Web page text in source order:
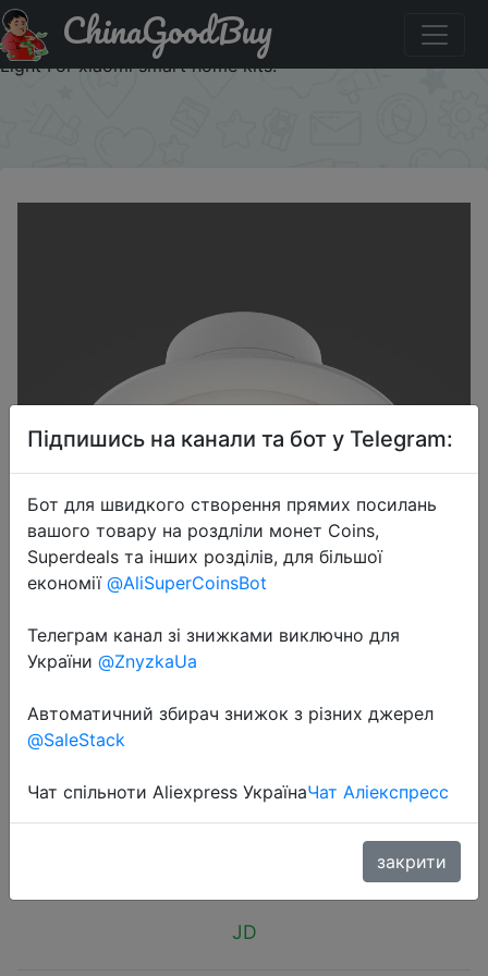
Знижка на Original xiaomi mijia yeelight led downlight
Warm Yellow /Cold white Round LED Ceiling Recessed
Light For xiaomi smart home kits.
ChinaGoodBuy
2018-11-11
Original xiaomi mijia yeelight led
downlight Warm Yellow /Cold white
Round LED Ceiling Recessed Light
JD
Підпишись на канали та бот у Telegram:
Бот для швидкого створення прямих посилань
вашого товару на роздліли монет Coins,
Superdeals та інших розділів, для більшої
економії @AliSuperCoinsBot
Телеграм канал зі знижками виключно для
України @ZnyzkaUa
Автоматичний збирач знижок з різних джерел
@SaleStack
Чат спільноти Aliexpress УкраїнаЧат Аліекспресс
закрити